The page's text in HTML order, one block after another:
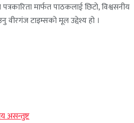
मार्फत पाठकलाई छिटो, विश्वसनीय
वीरगंज टाइम्सको मूल उद्देश्य हो ।